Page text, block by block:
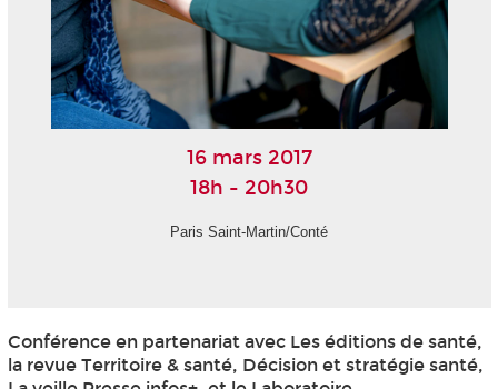
16 mars 2017
18h - 20h30
Paris Saint-Martin/Conté
Conférence en partenariat avec Les éditions de santé,
la revue Territoire & santé, Décision et stratégie santé,